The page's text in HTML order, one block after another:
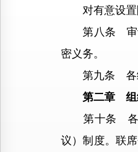
对有意设置障
第八条 审计
密义务。
第九条 各级
第二章 组
第十条 各级
议）制度。联